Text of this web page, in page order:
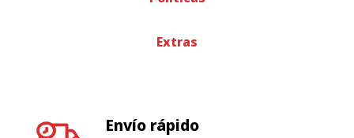
Extras
Envío rápido